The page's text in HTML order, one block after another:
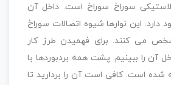
سوراخ سوراخ است. داخل آن
دارد. این نوارها شیوه اتصالات سوراخ
می کنند. برای فهمیدن طرز کار
آن را ببینیم. پشت همه بردبوردها با
است. کافی است آن را بردارید تا